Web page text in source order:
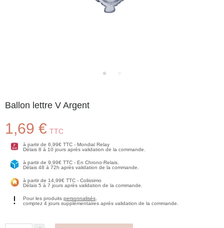
Ballon lettre V Argent
1,69 € TTC
à partir de 6,99€ TTC - Mondial Relay
Délais 8 à 10 jours après validation de la commande.
à partir de 9,99€ TTC - En Chrono-Relais.
Délais 48 à 72h après validation de la commande.
à partir de 14,99€ TTC - Colissimo
Délais 5 à 7 jours après validation de la commande.
Pour les produits personnalisés
comptez 4 jours supplémentaires après validation de la commande.